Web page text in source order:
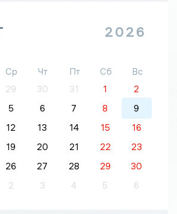
2026
Ср Чт Пт Сб
Вс
29 30 31 1
2
5 6 7 8
9
12 13 14 15
16
19 20 21 22
23
26 27 28 29
30
2 3 4 5 6